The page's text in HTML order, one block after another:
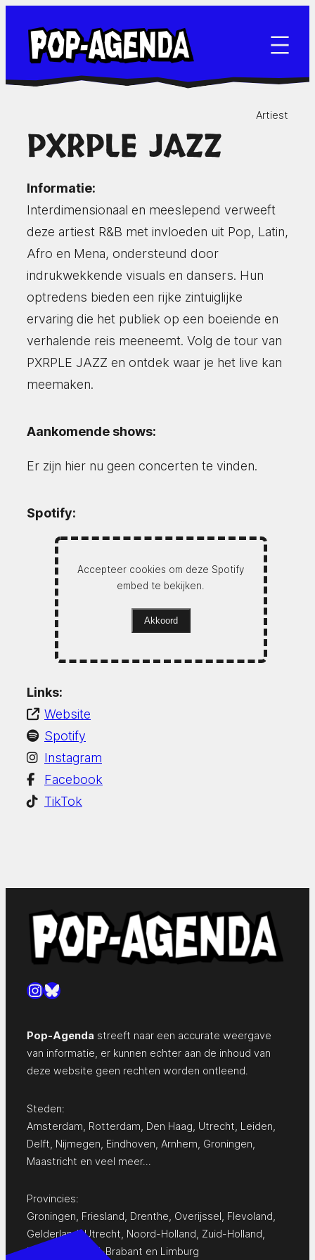
naar
inhoud
Artiest
PXRPLE JAZZ
Informatie:
Interdimensionaal en meeslepend verweeft
deze artiest R&B met invloeden uit Pop, Latin,
Afro en Mena, ondersteund door
indrukwekkende visuals en dansers. Hun
optredens bieden een rijke zintuiglijke
ervaring die het publiek op een boeiende en
verhalende reis meeneemt. Volg de tour van
PXRPLE JAZZ en ontdek waar je het live kan
meemaken.
Aankomende shows:
Er zijn hier nu geen concerten te vinden.
Spotify:
Accepteer cookies om deze Spotify
embed te bekijken.
Akkoord
Links:
Website
Spotify
Instagram
Facebook
TikTok
Instagram
Bluesky
Pop-Agenda streeft naar een accurate weergave
van informatie, er kunnen echter aan de inhoud van
deze website geen rechten worden ontleend.
Steden:
Amsterdam Rotterdam Den Haag Utrecht Leiden
Delft Nijmegen Eindhoven Arnhem Groningen
Maastricht en veel meer…
Provincies:
Groningen Friesland Drenthe Overijssel Flevoland
Gelderland,Utrecht Noord-Holland Zuid-Holland
Zeeland
Noord-Brabant en Limburg